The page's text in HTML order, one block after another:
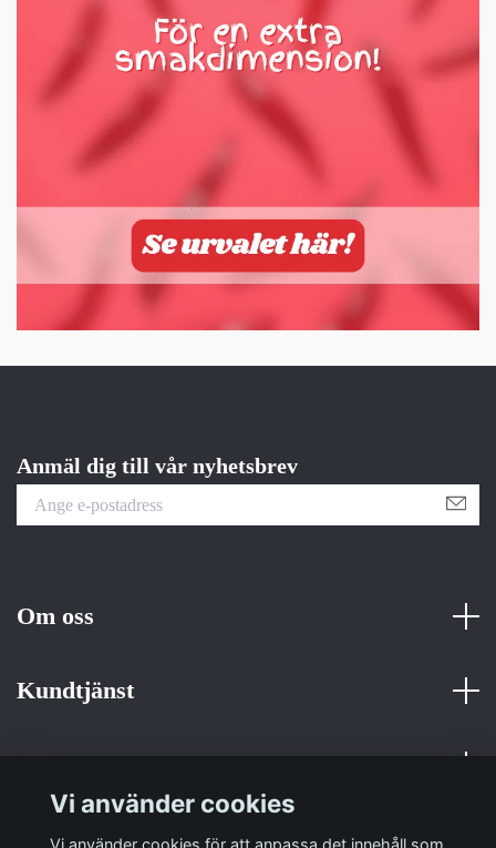
Anmäl dig till vår nyhetsbrev
Om oss
Kundtjänst
Sociala medier
Vi använder cookies
Vi använder cookies för att anpassa det innehåll som